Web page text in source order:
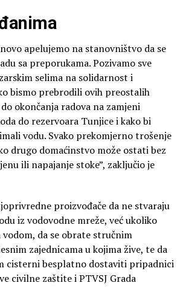
apelujemo na stanovništvo da se
sa preporukama. Pozivamo sve
selima na solidarnost i
bismo prebrodili ovih preostalih
okončanja radova na zamjeni
do rezervoara Tunjice i kako bi
vodu. Svako prekomjerno trošenje
drugo domaćinstvo može ostati bez
ili napajanje stoke”, zaključio je
proizvođače da ne stvaraju
iz vodovodne mreže, već ukoliko
da se obrate stručnim
zajednicama u kojima žive, te da
cisterni besplatno dostaviti pripadnici
civilne zaštite i PTVSJ Grada